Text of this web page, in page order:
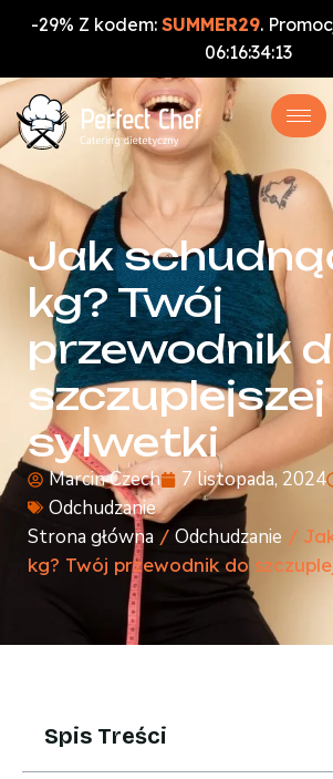
-29% Z kodem: SUMMER29.
06:16:34:12
Jak
kg? Twój
przewodnik
szczuplejszej
sylwetki
Marcin Czech 7 listopada, 2024
Odchudzanie
Strona główna / Odchudzanie /
kg? Twój przewodnik do
Spis Treści